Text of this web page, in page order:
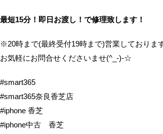
最短15分！即日お渡し！で修理致します！
※20時まで(最終受付19時まで)営業しておりま
お気軽にお問合せくださいませ(^_-)-☆
#smart365
#smart365奈良香芝店
#iphone 香芝
#iphone中古 香芝